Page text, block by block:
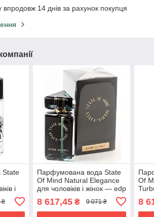
14 днів за рахунок покупця
State
і
₴
Парфумована вода State
Of Mind Natural Elegance
для чоловіків і жінок — edp
8 617,45₴ 9 071 ₴
Of
8